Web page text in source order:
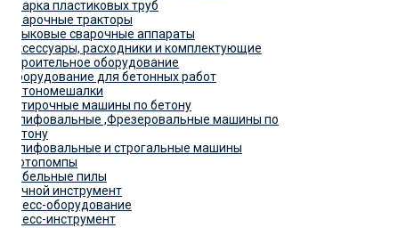
Сварка пластиковых труб
Сварочные тракторы
Стыковые сварочные аппараты
Аксессуары, расходники и комплектующие
Строительное оборудование
Оборудование для бетонных работ
Бетономешалки
Затирочные машины по бетону
Шлифовальные ,Фрезеровальные машины по
бетону
Шлифовальные и строгальные машины
Мотопомпы
Сабельные пилы
Ручной инструмент
Пресс-оборудование
Пресс-инструмент